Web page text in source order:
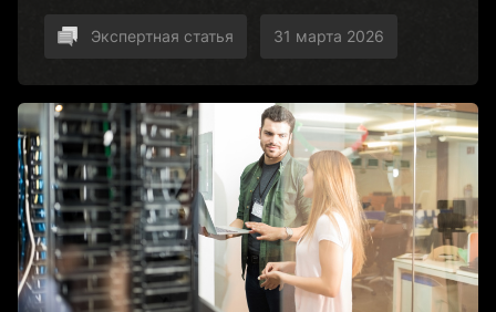
Экспертная статья 31 марта 2026